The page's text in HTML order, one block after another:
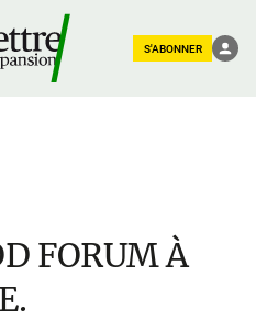
S'ABONNER
FORUM À